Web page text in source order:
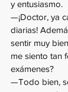
y entusiasmo.
—¡Doctor, ya
diarias!
sentir muy
me siento tan
exámenes?
—Todo bien,